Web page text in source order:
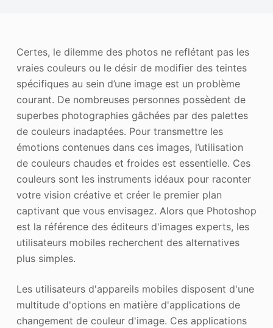
Certes, le dilemme des photos ne reflétant pas les
vraies couleurs ou le désir de modifier des teintes
spécifiques au sein d’une image est un problème
courant. De nombreuses personnes possèdent de
superbes photographies gâchées par des palettes
de couleurs inadaptées. Pour transmettre les
émotions contenues dans ces images, l’utilisation
de couleurs chaudes et froides est essentielle. Ces
couleurs sont les instruments idéaux pour raconter
votre vision créative et créer le premier plan
captivant que vous envisagez. Alors que Photoshop
est la référence des éditeurs d'images experts, les
utilisateurs mobiles recherchent des alternatives
plus simples.
Les utilisateurs d'appareils mobiles disposent d'une
multitude d'options en matière d'applications de
changement de couleur d'image. Ces applications